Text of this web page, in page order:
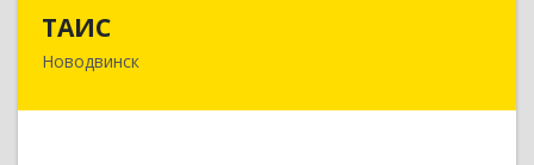
ТАИС
Новодвинск164902, Архангельская обл, Новодвинск г,